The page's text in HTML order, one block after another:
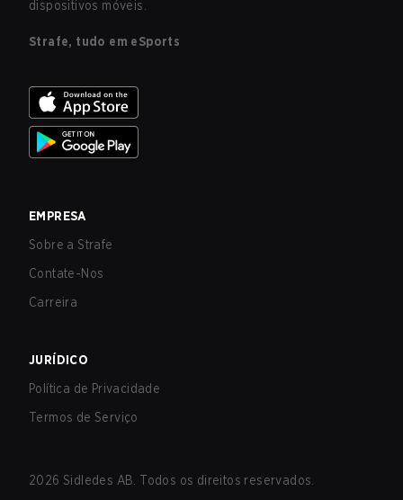
dispositivos móveis.
Strafe, tudo em eSports
EMPRESA
Sobre a Strafe
Contate-Nos
Carreira
JURÍDICO
Política de Privacidade
Termos de Serviço
2026 Sidledes AB. Todos os direitos reservados.